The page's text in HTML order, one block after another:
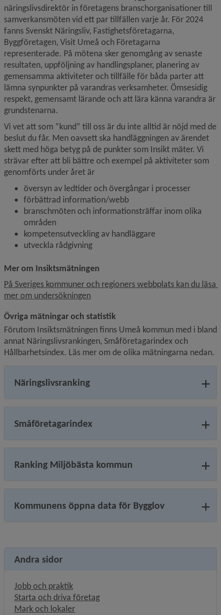
näringslivsdirektör in företagens bransch­organisationer till
samverkansmöten vid ett par tillfällen varje år. För 2024
fanns Svenskt Näringsliv, Fastighetsföretagarna,
Byggföretagen, Visit Umeå och Företagarna
representerade. På mötena sker genomgång av senaste
resultaten, uppföljning av handlings­planer, planering av
gemensamma aktiviteter och tillfälle för båda parter att
lämna synpunkter på varandras verksamheter. Ömsesidig
respekt, gemensamt lärande och att lära känna varandra är
grundstenarna.
Vi vet att som ”kund” till oss är du inte alltid är nöjd med de
beslut du får. Men oavsett ska handläggningen av ärendet
skett med höga betyg på de punkter som Insikt mäter. Vi
strävar efter att bli bättre och exempel på aktiviteter som
genomförts under året är
översyn av ledtider och övergångar i processer
förbättrad information/webb
branschmöten och informationsträffar inom olika
områden
kompetensutveckling av handläggare
utveckla rådgivning
Mer om Insiktsmätningen
På Sveriges kommuner och regioners webbplats kan du läsa
mer om undersökningenLänk till annan webbplats.
Övriga mätningar och statistik
Förutom Insiktsmätningen finns Umeå kommun med i bland
annat Näringslivsrankingen, Småföretagarindex och
Hållbarhetsindex. Läs mer om de olika mätningarna nedan.
Näringslivsranking
Småföretagarindex
Ranking Miljöbästa kommun
Kommunens öppna data för Bygglov
Andra sidor
Jobb och praktik
Starta och driva företag
Mark och lokaler